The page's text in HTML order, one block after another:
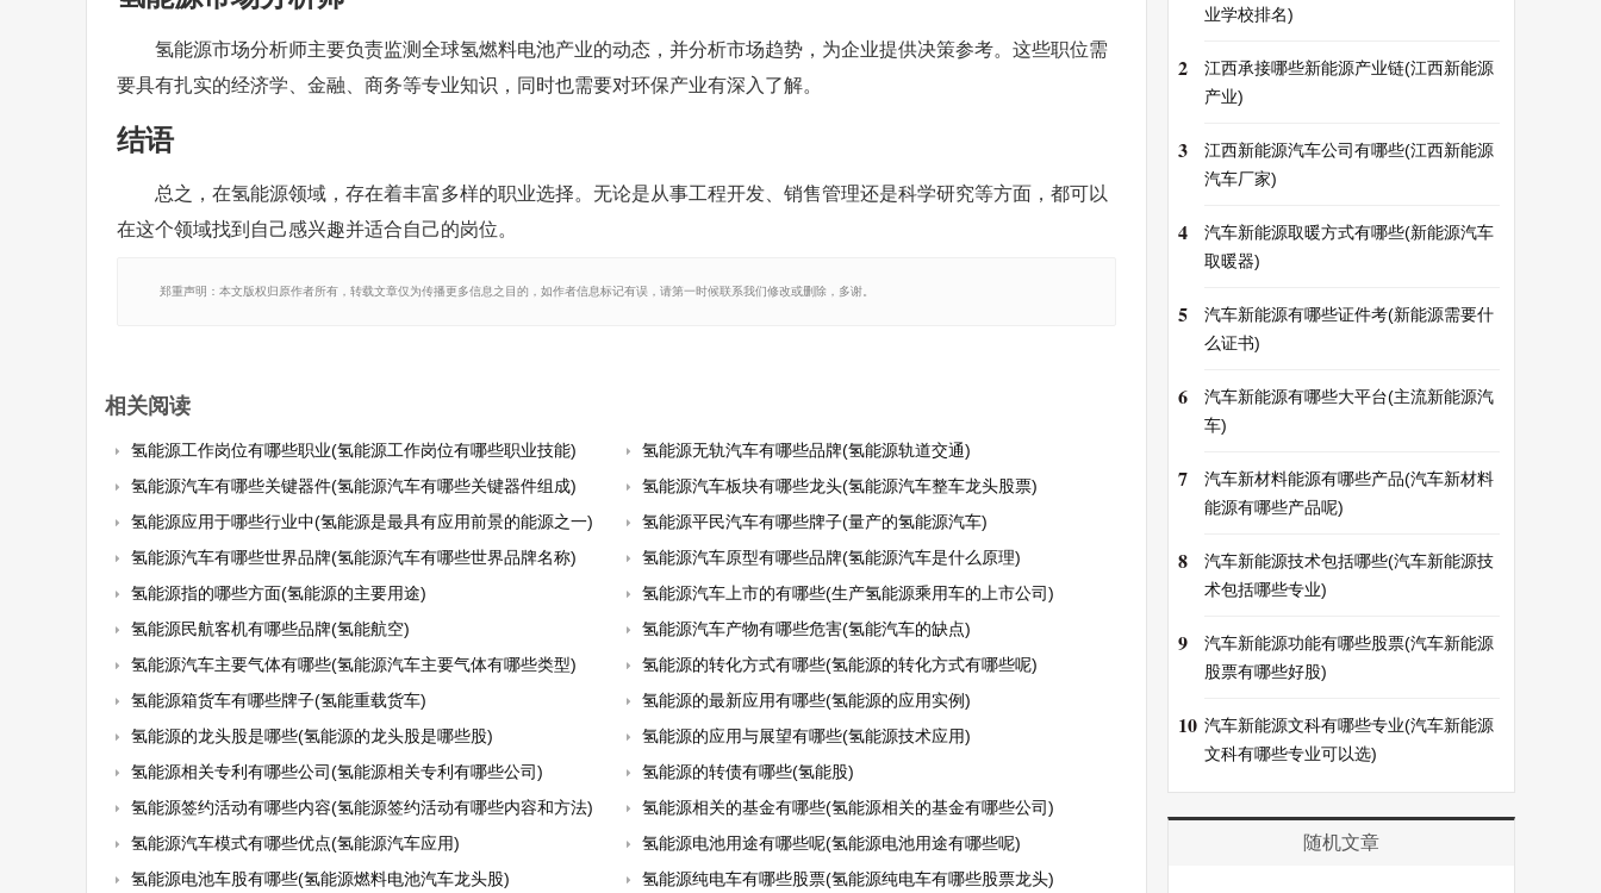
氢能源市场分析师主要负责监测全球氢燃料电池产业的动态，并分析市场趋势，为企业提供决策参考。这些职位需
要具有扎实的经济学、金融、商务等专业知识，同时也需要对环保产业有深入了解。
结语
总之，在氢能源领域，存在着丰富多样的职业选择。无论是从事工程开发、销售管理还是科学研究等方面，都可以
在这个领域找到自己感兴趣并适合自己的岗位。
郑重声明：本文版权归原作者所有，转载文章仅为传播更多信息之目的，如作者信息标记有误，请第一时候联系我们修改或删除，多谢。
相关阅读
氢能源工作岗位有哪些职业(氢能源工作岗位有哪些职业技能)
氢能源无轨汽车有哪些品牌(氢能源轨道交通)
氢能源汽车有哪些关键器件(氢能源汽车有哪些关键器件组成)
氢能源汽车板块有哪些龙头(氢能源汽车整车龙头股票)
氢能源应用于哪些行业中(氢能源是最具有应用前景的能源之一)
氢能源平民汽车有哪些牌子(量产的氢能源汽车)
氢能源汽车有哪些世界品牌(氢能源汽车有哪些世界品牌名称)
氢能源汽车原型有哪些品牌(氢能源汽车是什么原理)
氢能源指的哪些方面(氢能源的主要用途)
氢能源汽车上市的有哪些(生产氢能源乘用车的上市公司)
氢能源民航客机有哪些品牌(氢能航空)
氢能源汽车产物有哪些危害(氢能汽车的缺点)
氢能源汽车主要气体有哪些(氢能源汽车主要气体有哪些类型)
氢能源的转化方式有哪些(氢能源的转化方式有哪些呢)
氢能源箱货车有哪些牌子(氢能重载货车)
氢能源的最新应用有哪些(氢能源的应用实例)
氢能源的龙头股是哪些(氢能源的龙头股是哪些股)
氢能源的应用与展望有哪些(氢能源技术应用)
氢能源相关专利有哪些公司(氢能源相关专利有哪些公司)
氢能源的转债有哪些(氢能股)
氢能源签约活动有哪些内容(氢能源签约活动有哪些内容和方法)
氢能源相关的基金有哪些(氢能源相关的基金有哪些公司)
氢能源汽车模式有哪些优点(氢能源汽车应用)
氢能源电池用途有哪些呢(氢能源电池用途有哪些呢)
氢能源电池车股有哪些(氢能源燃料电池汽车龙头股)
氢能源纯电车有哪些股票(氢能源纯电车有哪些股票龙头)
业学校排名)
2
江西承接哪些新能源产业链(江西新能源
产业)
3
江西新能源汽车公司有哪些(江西新能源
汽车厂家)
4
汽车新能源取暖方式有哪些(新能源汽车
取暖器)
5
汽车新能源有哪些证件考(新能源需要什
么证书)
6
汽车新能源有哪些大平台(主流新能源汽
车)
7
汽车新材料能源有哪些产品(汽车新材料
能源有哪些产品呢)
8
汽车新能源技术包括哪些(汽车新能源技
术包括哪些专业)
9
汽车新能源功能有哪些股票(汽车新能源
股票有哪些好股)
10 汽车新能源文科有哪些专业(汽车新能源
文科有哪些专业可以选)
随机文章